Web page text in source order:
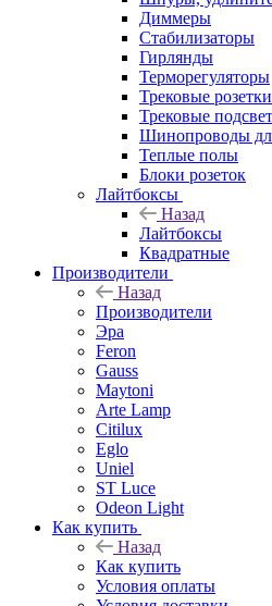
Диммеры
Стабилизаторы
Гирлянды
Терморегуляторы
Трековые розетки
Трековые
Шинопроводы
Теплые полы
Блоки розеток
Лайтбоксы
Назад
Лайтбоксы
Квадратные
Производители
Назад
Производители
Эра
Feron
Gauss
Maytoni
Arte Lamp
Citilux
Eglo
Uniel
ST Luce
Odeon Light
Как купить
Назад
Как купить
Условия оплаты